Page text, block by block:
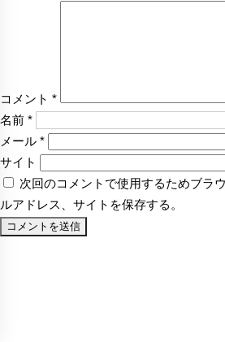
コメント *
名前 *
メール *
サイト
次回のコメントで使用するためブラ
ルアドレス、サイトを保存する。